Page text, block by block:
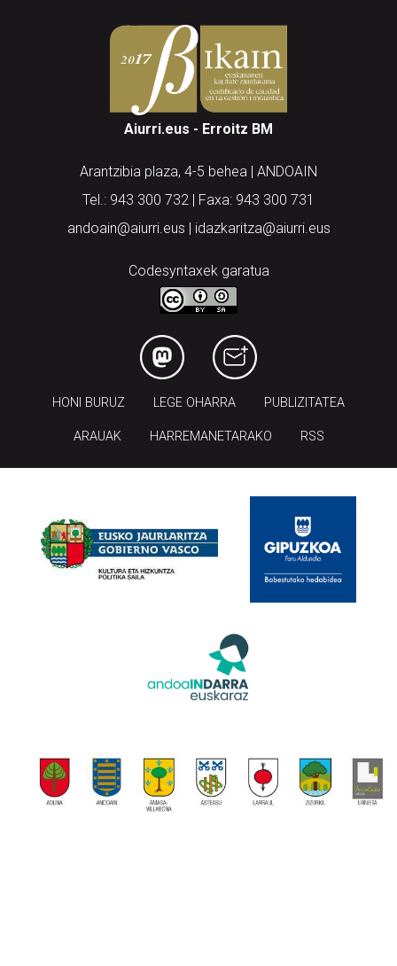
Aiurri.eus - Erroitz BM
Arantzibia plaza, 4-5 behea | ANDOAIN
Tel.: 943 300 732 | Faxa: 943 300 731
andoain@aiurri.eus | idazkaritza@aiurri.eus
Codesyntaxek garatua
HONI BURUZ LEGE OHARRA PUBLIZITATEA
ARAUAK HARREMANETARAKO RSS